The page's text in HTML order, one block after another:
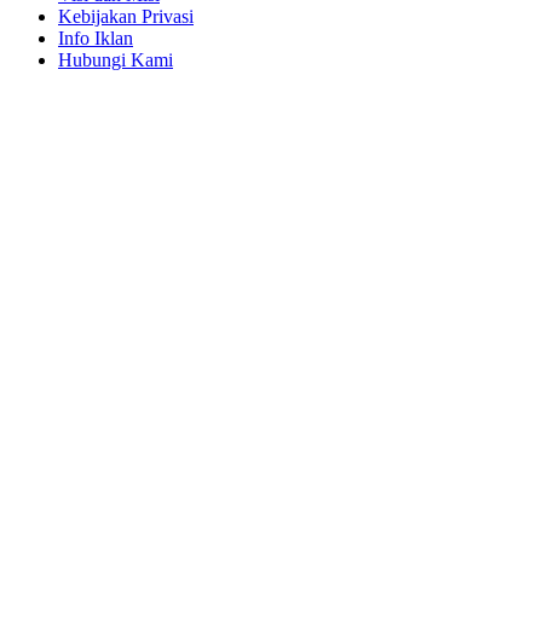
Kebijakan Privasi
Info Iklan
Hubungi Kami